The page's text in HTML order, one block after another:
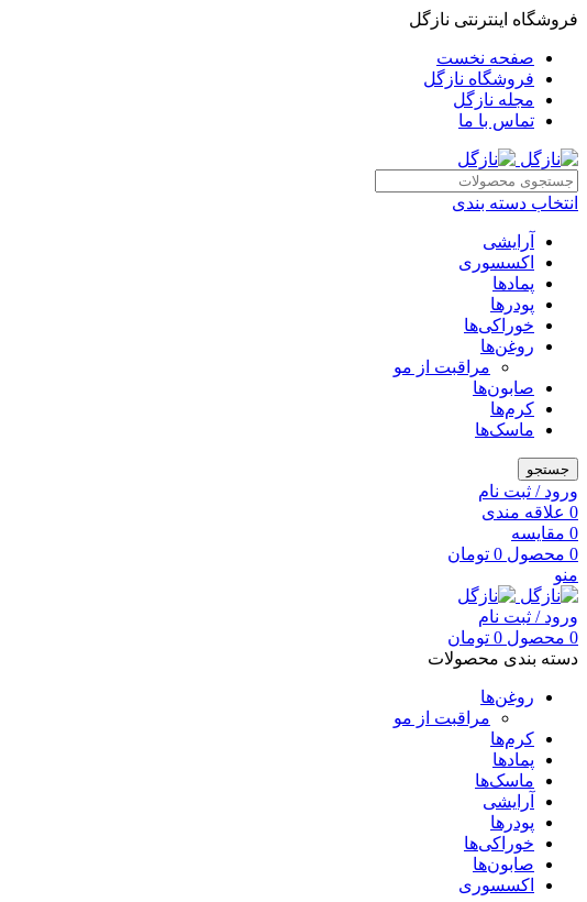
فروشگاه اینترنتی نازگل
صفحه نخست
فروشگاه نازگل
مجله نازگل
تماس با ما
انتخاب دسته بندی
آرایشی
اکسسوری
پمادها
پودرها
خوراکی‌ها
روغن‌ها
مراقبت از مو
صابون‌ها
کرم‌ها
ماسک‌ها
جستجو
ورود / ثبت نام
0 علاقه مندی
0 مقایسه
0 محصول 0 تومان
منو
ورود / ثبت نام
0 محصول 0 تومان
دسته بندی محصولات
روغن‌ها
مراقبت از مو
کرم‌ها
پمادها
ماسک‌ها
آرایشی
پودرها
خوراکی‌ها
صابون‌ها
اکسسوری